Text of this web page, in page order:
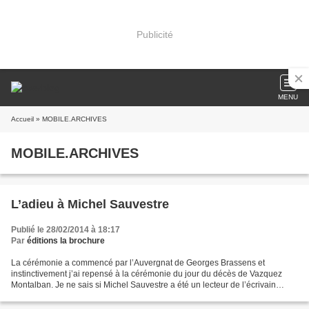
Publicité
MENU
Accueil » MOBILE.ARCHIVES
MOBILE.ARCHIVES
L’adieu à Michel Sauvestre
Publié le 28/02/2014 à 18:17
Par éditions la brochure
La cérémonie a commencé par l’Auvergnat de Georges Brassens et
instinctivement j’ai repensé à la cérémonie du jour du décès de Vazquez
Montalban. Je ne sais si Michel Sauvestre a été un lecteur de l’écrivain